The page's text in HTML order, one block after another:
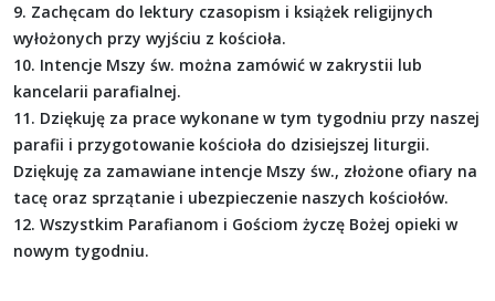
9. Zachęcam do lektury czasopism i książek religijnych
wyłożonych przy wyjściu z kościoła.
10. Intencje Mszy św. można zamówić w zakrystii lub
kancelarii parafialnej.
11. Dziękuję za prace wykonane w tym tygodniu przy naszej
parafii i przygotowanie kościoła do dzisiejszej liturgii.
Dziękuję za zamawiane intencje Mszy św., złożone ofiary na
tacę oraz sprzątanie i ubezpieczenie naszych kościołów.
12. Wszystkim Parafianom i Gościom życzę Bożej opieki w
nowym tygodniu.